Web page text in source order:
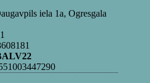
iela 1a, Ogresgala